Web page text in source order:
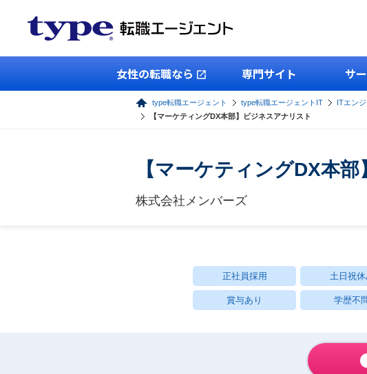
女性の転職なら 専門サイト サ
type転職エージェント type転職エージェントIT ITエン
【マーケティングDX本部】ビジネスアナリスト
【マーケティングDX本
株式会社メンバーズ
正社員採用 土日祝休
賞与あり 学歴不